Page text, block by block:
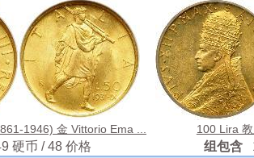
1946) 金 Vittorio Ema ...
硬币 / 48 价格
100 Lira
组包含